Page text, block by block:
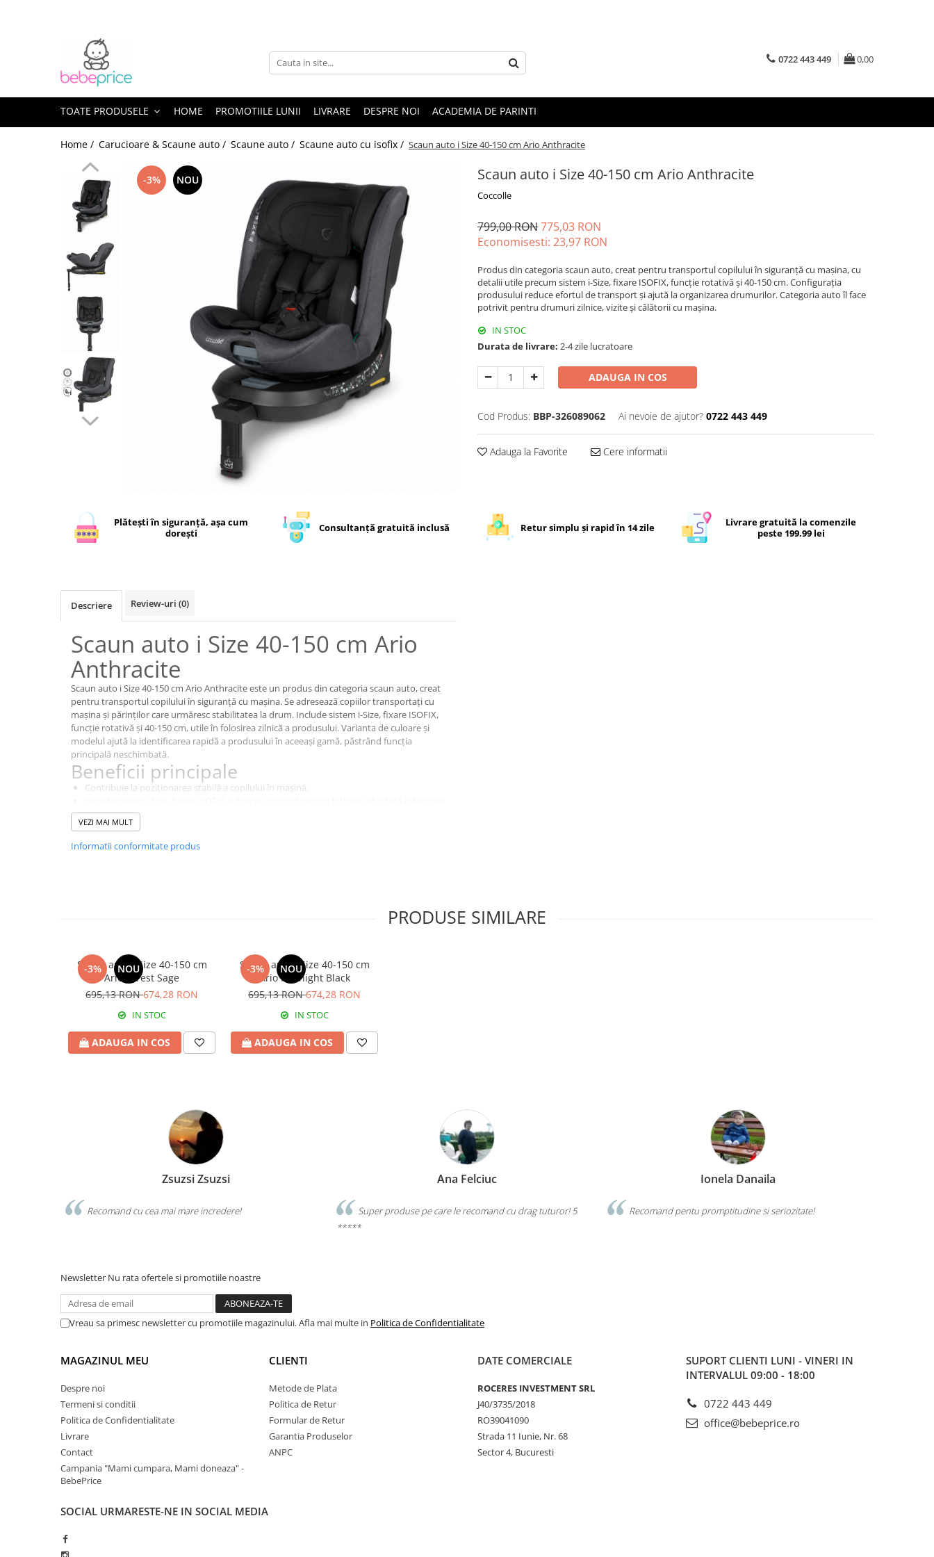
Toate Produsele
Centuri abdominale postnatale
Sutiene pentru alaptare
Costume de baie
Lenjerii patut & Paturici
Seturi maternitate nou nascut
Genti Maternitate & Port Bebe
Alimentatie bebe & Accesorii
Articole siguranta bebe
Activitati in aer liber & Vacanta
Lichidari de stoc
0722 443 449 0,00
TOATE PRODUSELE HOME PROMOTIILE LUNII LIVRARE DESPRE NOI ACADEMIA DE PARINTI
Home / Carucioare & Scaune auto / Scaune auto / Scaune auto cu isofix / Scaun auto i Size 40-150 cm Ario Anthracite
Scaun auto i Size 40-150 cm Ario Anthracite
Coccolle
-3% NOU
799,00 RON775,03 RON
Economisesti: 23,97 RON
Produs din categoria scaun auto, creat pentru transportul copilului în siguranță cu mașina, cu
detalii utile precum sistem i-Size, fixare ISOFIX, funcție rotativă și 40-150 cm. Configurația
produsului reduce efortul de transport și ajută la organizarea drumurilor. Categoria auto îl face
potrivit pentru drumuri zilnice, vizite și călătorii cu mașina.
IN STOC
Durata de livrare: 2-4 zile lucratoare
ADAUGA IN COS
Cod Produs: BBP-326089062 Ai nevoie de ajutor? 0722 443 449
Adauga la Favorite Cere informatii
Plătești în siguranță, așa cum
dorești
Consultanță gratuită inclusă Retur simplu și rapid în 14 zile
Livrare gratuită la comenzile
peste 199.99 lei
Descriere Review-uri (0)
Scaun auto i Size 40-150 cm Ario
Anthracite
Scaun auto i Size 40-150 cm Ario Anthracite este un produs din categoria scaun auto, creat
pentru transportul copilului în siguranță cu mașina. Se adresează copiilor transportați cu
mașina și părinților care urmăresc stabilitatea la drum. Include sistem i-Size, fixare ISOFIX,
funcție rotativă și 40-150 cm, utile în folosirea zilnică a produsului. Varianta de culoare și
modelul ajută la identificarea rapidă a produsului în aceeași gamă, păstrând funcția
principală neschimbată.
Beneficii principale
Contribuie la poziționarea stabilă a copilului în mașină.
Este conceput pentru deplasări în care protecția și confortul copilului contează.
Detalii utile
Caracteristicile principale sunt sistem i-Size, fixare ISOFIX, funcție rotativă, 40-150 cm și 150
VEZI MAI MULT
Informatii conformitate produs
PRODUSE SIMILARE
-3% NOU
Scaun auto i Size 40-150 cm
Ario Forest Sage
695,13 RON674,28 RON
IN STOC
ADAUGA IN COS
-3% NOU
Scaun auto i Size 40-150 cm
Ario Midnight Black
695,13 RON674,28 RON
IN STOC
ADAUGA IN COS
Zsuzsi Zsuzsi
Recomand cu cea mai mare incredere!
Ana Felciuc
Super produse pe care le recomand cu drag tuturor! 5
*****
Ionela Danaila
Recomand pentu promptitudine si seriozitate!
Newsletter Nu rata ofertele si promotiile noastre
Vreau sa primesc newsletter cu promotiile magazinului. Afla mai multe in Politica de Confidentialitate
MAGAZINUL MEU
Despre noi
Termeni si conditii
Politica de Confidentialitate
Livrare
Contact
Campania "Mami cumpara, Mami doneaza" -
BebePrice
CLIENTI
Metode de Plata
Politica de Retur
Formular de Retur
Garantia Produselor
ANPC
DATE COMERCIALE
ROCERES INVESTMENT SRL
J40/3735/2018
RO39041090
Strada 11 Iunie, Nr. 68
Sector 4, Bucuresti
SUPORT CLIENTI LUNI - VINERI IN
INTERVALUL 09:00 - 18:00
0722 443 449
office@bebeprice.ro
SOCIAL URMARESTE-NE IN SOCIAL MEDIA